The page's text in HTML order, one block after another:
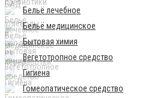
Бельё лечебное
Бельё медицинское
Бытовая химия
Вегетотропное средство
Гигиена
Гомеопатическое средство